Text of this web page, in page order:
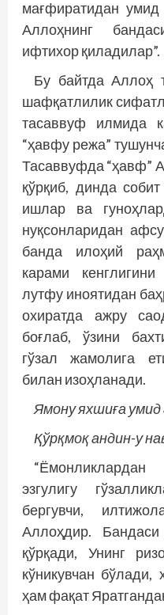
мағфиратидан
Аллоҳнинг
ифтихор қиладилар”.
Бу байтда Аллоҳ
шафқатлилик
тасаввуф илмида
“ҳавфу режа”
Тасаввуфда “ҳавф”
қўрқиб, динда
ишлар ва
нуқсонларидан
банда илоҳий
карами
лутфу иноятидан
охиратда ажру
боғлаб, ўзини
гўзал жамолига
билан изоҳланади.
Ямону яхшиға умид
Қўрқмоқ андин-у
эзгулигу
бергувчи,
Аллоҳдир.
қўрқади, Унинг
кўникувчан
ҳам фақат